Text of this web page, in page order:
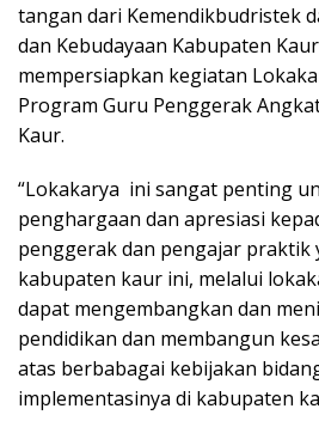
tangan dari Kemendikbudristek
dan Kebudayaan Kabupaten
mempersiapkan kegiatan
Program Guru Penggerak
Kaur.
“Lokakarya ini sangat penting
penghargaan dan apresiasi
penggerak dan pengajar praktik
kabupaten kaur ini, melalui
dapat mengembangkan dan
pendidikan dan membangun
atas berbabagai kebijakan
implementasinya di kabupaten